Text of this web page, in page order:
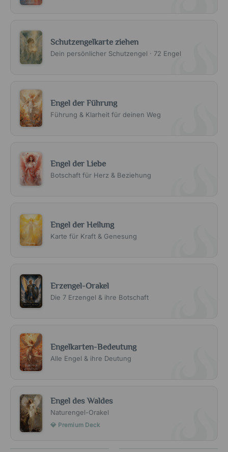
Schutzengelkarte ziehen
Dein persönlicher Schutzengel · 72 Engel
Engel der Führung
Führung & Klarheit für deinen Weg
Engel der Liebe
Botschaft für Herz & Beziehung
Engel der Heilung
Karte für Kraft & Genesung
Erzengel-Orakel
Die 7 Erzengel & ihre Botschaft
Engelkarten-Bedeutung
Alle Engel & ihre Deutung
Engel des Waldes
Naturengel-Orakel
💎 Premium Deck